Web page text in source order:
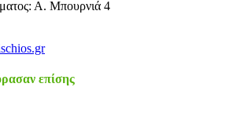
Α. Μπουρνιά 4
επίσης